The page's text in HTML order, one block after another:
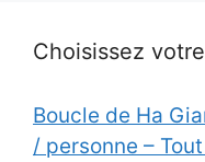
Choisissez
Boucle de Ha
/ personne –